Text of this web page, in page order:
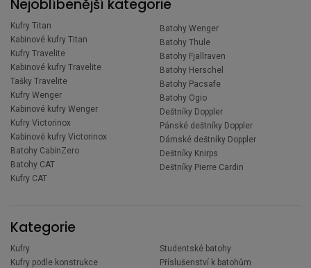
Nejoblíbenější kategorie
Kufry Titan
Kabinové kufry Titan
Kufry Travelite
Kabinové kufry Travelite
Tašky Travelite
Kufry Wenger
Kabinové kufry Wenger
Kufry Victorinox
Kabinové kufry Victorinox
Batohy CabinZero
Batohy CAT
Kufry CAT
Batohy Wenger
Batohy Thule
Batohy Fjallraven
Batohy Herschel
Batohy Pacsafe
Batohy Ogio
Deštníky Doppler
Pánské deštníky Doppler
Dámské deštníky Doppler
Deštníky Knirps
Deštníky Pierre Cardin
Kategorie
Kufry
Kufry podle konstrukce
Studentské batohy
Příslušenství k batohům